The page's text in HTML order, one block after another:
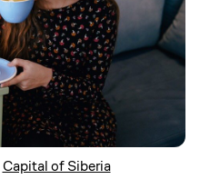
Capital of Siberia